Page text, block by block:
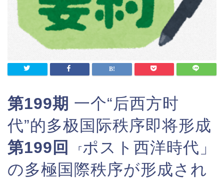
第199期 一个“后西方时
代”的多极国际秩序即将形成
第199回
「 ポスト西洋時代」
の多極国際秩序が形成され